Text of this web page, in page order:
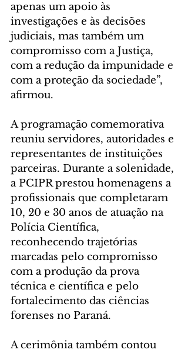
apenas um apoio às
investigações e às decisões
judiciais, mas também um
compromisso com a Justiça,
com a redução da impunidade e
com a proteção da sociedade”,
afirmou.
A programação comemorativa
reuniu servidores, autoridades e
representantes de instituições
parceiras. Durante a solenidade,
a PCIPR prestou homenagens a
profissionais que completaram
10, 20 e 30 anos de atuação na
Polícia Científica,
reconhecendo trajetórias
marcadas pelo compromisso
com a produção da prova
técnica e científica e pelo
fortalecimento das ciências
forenses no Paraná.
A cerimônia também contou